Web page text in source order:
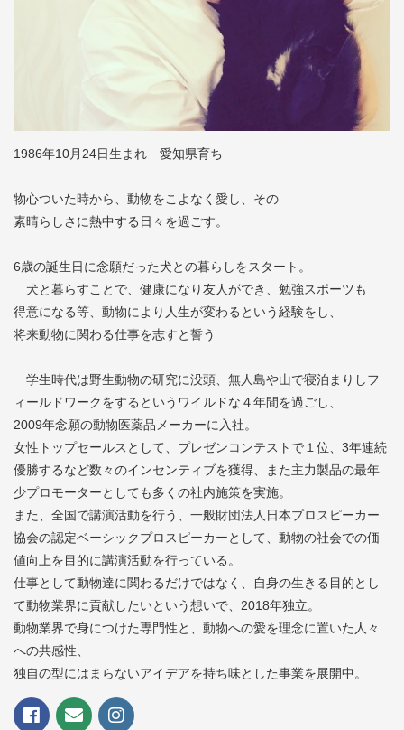
1986年10月24日生まれ 愛知県育ち
物心ついた時から、動物をこよなく愛し、その
素晴らしさに熱中する日々を過ごす。
6歳の誕生日に念願だった犬との暮らしをスタート。
犬と暮らすことで、健康になり友人ができ、勉強スポーツも
得意になる等、動物により人生が変わるという経験をし、
将来動物に関わる仕事を志すと誓う
学生時代は野生動物の研究に没頭、無人島や山で寝泊まりしフ
ィールドワークをするというワイルドな４年間を過ごし、
2009年念願の動物医薬品メーカーに入社。
女性トップセールスとして、プレゼンコンテストで１位、3年連続
優勝するなど数々のインセンティブを獲得、また主力製品の最年
少プロモーターとしても多くの社内施策を実施。
また、全国で講演活動を行う、一般財団法人日本プロスピーカー
協会の認定ベーシックプロスピーカーとして、動物の社会での価
値向上を目的に講演活動を行っている。
仕事として動物達に関わるだけではなく、自身の生きる目的とし
て動物業界に貢献したいという想いで、2018年独立。
動物業界で身につけた専門性と、動物への愛を理念に置いた人々
への共感性、
独自の型にはまらないアイデアを持ち味とした事業を展開中。